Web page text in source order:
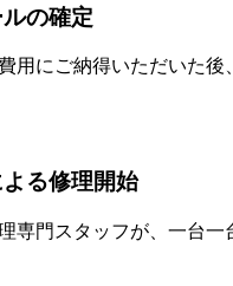
の確定
用にご納得いただいた後
る修理開始
専門スタッフが、一台一